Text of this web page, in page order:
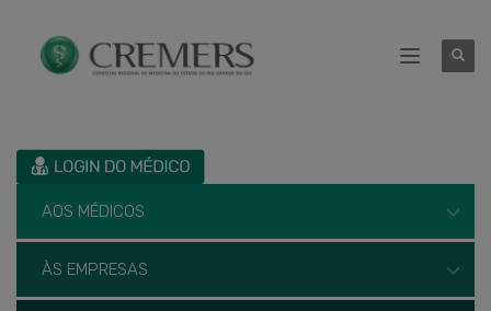
AOS MÉDICOS
ÀS EMPRESAS